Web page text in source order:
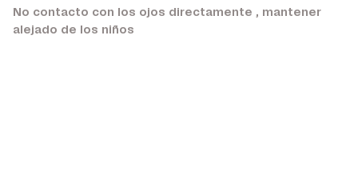
No contacto con los ojos directamente , mantener
alejado de los niños